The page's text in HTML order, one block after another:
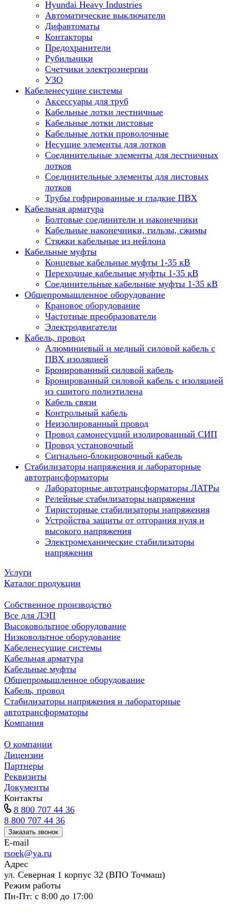
Hyundai Heavy Industries
Автоматические выключатели
Дифавтоматы
Контакторы
Предохранители
Рубильники
Счетчики электроэнергии
УЗО
Кабеленесущие системы
Аксессуары для труб
Кабельные лотки лестничные
Кабельные лотки листовые
Кабельные лотки проволочные
Несущие элементы для лотков
Соединительные элементы для лестничных
лотков
Соединительные элементы для листовых
лотков
Трубы гофрированные и гладкие ПВХ
Кабельная арматура
Болтовые соединители и наконечники
Кабельные наконечники, гильзы, сжимы
Стяжки кабельные из нейлона
Кабельные муфты
Концевые кабельные муфты 1-35 кВ
Переходные кабельные муфты 1-35 кВ
Соединительные кабельные муфты 1-35 кВ
Общепромышленное оборудование
Крановое оборудование
Частотные преобразователи
Электродвигатели
Кабель, провод
Алюминиевый и медный силовой кабель с
ПВХ изоляцией
Бронированный силовой кабель
Бронированный силовой кабель с изоляцией
из сшитого полиэтилена
Кабель связи
Контрольный кабель
Неизолированный провод
Провод самонесущий изолированный СИП
Провод установочный
Сигнально-блокировочный кабель
Стабилизаторы напряжения и лабораторные
автотрансформаторы
Лабораторные автотрансформаторы ЛАТРы
Релейные стабилизаторы напряжения
Тиристорные стабилизаторы напряжения
Устройства защиты от отгорания нуля и
высокого напряжения
Электромеханические стабилизаторы
напряжения
Услуги
Каталог продукции
Собственное производство
Все для ЛЭП
Высоковольтное оборудование
Низковольтное оборудование
Кабеленесущие системы
Кабельная арматура
Кабельные муфты
Общепромышленное оборудование
Кабель, провод
Стабилизаторы напряжения и лабораторные
автотрансформаторы
Компания
О компании
Лицензии
Партнеры
Реквизиты
Документы
Контакты
8 800 707 44 36
8 800 707 44 36
Заказать звонок
E-mail
rsoek@ya.ru
Адрес
ул. Северная 1 корпус 32 (ВПО Точмаш)
Режим работы
Пн-Пт: с 8:00 до 17:00